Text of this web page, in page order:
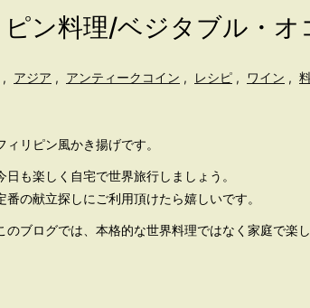
ン料理/ベジタブル・オ
, アジア , アンティークコイン , レシピ , ワイン ,
ィリピン風かき揚げです。
日も楽しく自宅で世界旅行しましょう。
番の献立探しにご利用頂けたら嬉しいです。
のブログでは、本格的な世界料理ではなく家庭で楽